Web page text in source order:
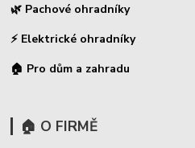
🌿 Pachové ohradníky
⚡ Elektrické ohradníky
🏠 Pro dům a zahradu
🏠 O FIRMĚ